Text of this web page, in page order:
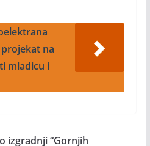
na
mladicu i
izgradnji “Gornjih